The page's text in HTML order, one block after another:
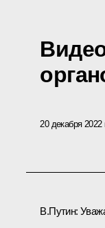
20 декабря 2022
В.Путин: